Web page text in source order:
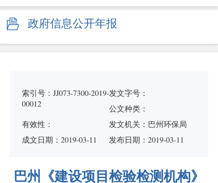
政府信息公开年报
索引号：JJ073-7300-2019-
00012
发文字号：
公文种类：
有效性：
发文机关：巴州环保局
成文日期： 2019-03-11 发布日期：2019-03-11
巴州《建设项目检验检测机构》